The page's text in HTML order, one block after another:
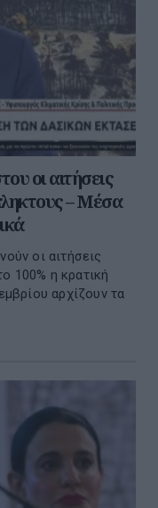
οι αιτήσεις
– Μέσα
οι αιτήσεις
100% η κρατική
αρχίζουν τα